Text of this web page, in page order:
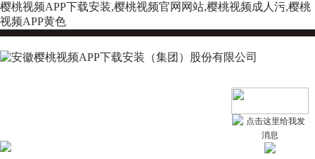
樱桃视频APP下载安装,樱桃视频官网网站,樱桃视频成人污,樱桃
视频APP黄色